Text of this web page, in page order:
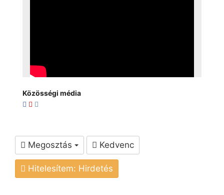
Közösségi média
Megosztás Kedvenc
Hitelesítem: Hirdetés